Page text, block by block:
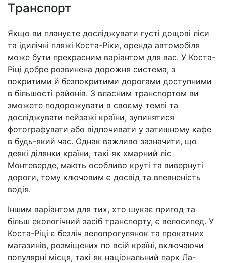
Транспорт
Якщо ви плануєте досліджувати густі дощові ліси
та ідилічні пляжі Коста-Ріки, оренда автомобіля
може бути прекрасним варіантом для вас. У Коста-
Ріці добре розвинена дорожня система, з
покритими й безпокритими дорогами доступними
в більшості районів. З власним транспортом ви
зможете подорожувати в своєму темпі та
досліджувати пейзажі країни, зупинятися
фотографувати або відпочивати у затишному кафе
в будь-який час. Однак важливо зазначити, що
деякі ділянки країни, такі як хмарний ліс
Монтеверде, мають особливо круті та вивернуті
дороги, тому ключовим є досвід та впевненість
водія.
Іншим варіантом для тих, хто шукає пригод та
більш екологічний засіб транспорту, є велосипед. У
Коста-Ріці є безліч велопрогулянок та прокатних
магазинів, розміщених по всій країні, включаючи
популярні місця, такі як національний парк Ла-